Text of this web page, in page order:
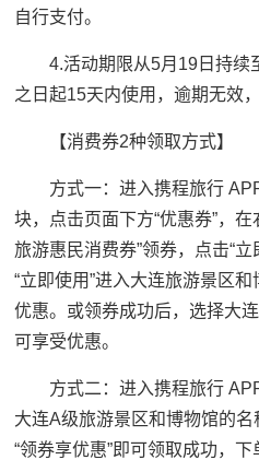
自行支付。
4.活动期限从5月19日持续
之日起15天内使用，逾期无效
【消费券2种领取方式】
方式一：进入携程旅行
块，点击页面下方“优惠券”，
旅游惠民消费券”领券，点击“
“立即使用”进入大连旅游景区
优惠。或领券成功后，选择大
可享受优惠。
方式二：进入携程旅行
大连A级旅游景区和博物馆的
“领券享优惠”即可领取成功，下